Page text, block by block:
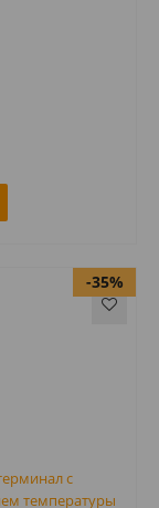
с
температуры
-35%